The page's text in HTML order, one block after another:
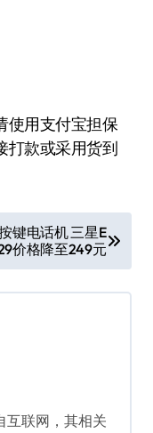
使用支付宝担保
打款或采用货到
键电话机 三星E
价格降至249元
互联网，其相关